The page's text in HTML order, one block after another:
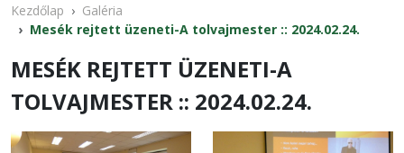
Kezdőlap
Galéria
Mesék rejtett üzeneti-A tolvajmester :: 2024.02.24.
MESÉK REJTETT ÜZENETI-A
TOLVAJMESTER :: 2024.02.24.